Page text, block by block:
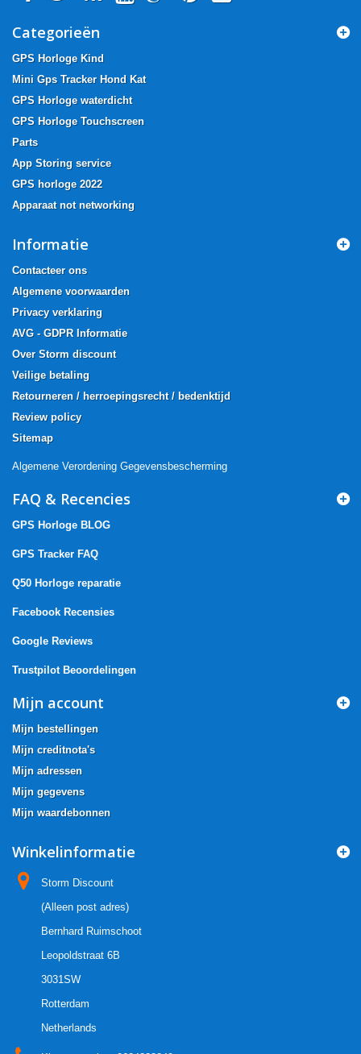
Categorieën
GPS Horloge Kind
Mini Gps Tracker Hond Kat
GPS Horloge waterdicht
GPS Horloge Touchscreen
Parts
App Storing service
GPS horloge 2022
Apparaat not networking
Informatie
Contacteer ons
Algemene voorwaarden
Privacy verklaring
AVG - GDPR Informatie
Over Storm discount
Veilige betaling
Retourneren / herroepingsrecht / bedenktijd
Review policy
Sitemap
Algemene Verordening Gegevensbescherming
FAQ & Recencies
GPS Horloge BLOG
GPS Tracker FAQ
Q50 Horloge reparatie
Facebook Recensies
Google Reviews
Trustpilot Beoordelingen
Mijn account
Mijn bestellingen
Mijn creditnota's
Mijn adressen
Mijn gegevens
Mijn waardebonnen
Winkelinformatie
Storm Discount
(Alleen post adres)
Bernhard Ruimschoot
Leopoldstraat 6B
3031SW
Rotterdam
Netherlands